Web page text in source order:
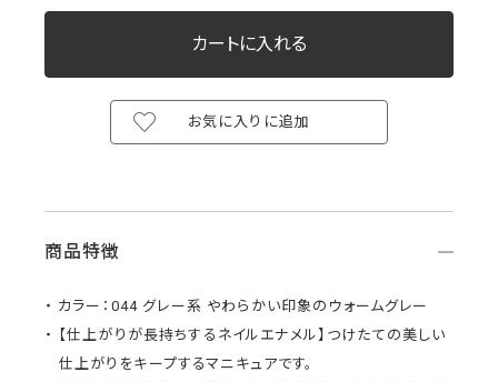
お気に入りに追加
商品特徴
カラー：044 グレー系 やわらかい印象のウォームグレー
【仕上がりが長持ちするネイルエナメル】つけたての美しい
仕上がりをキープするマニキュアです。